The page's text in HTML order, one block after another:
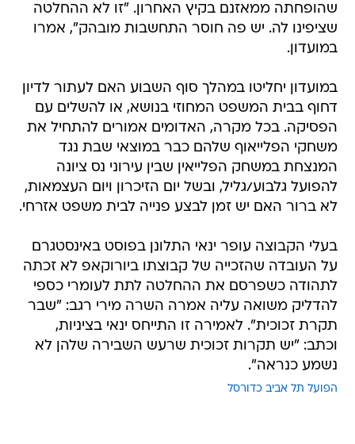
שהופחתה ממאזנם בקיץ האחרון. "זו לא ההחלטה
שציפינו לה. יש פה חוסר התחשבות מובהק", אמרו
במועדון.
במועדון יחליטו במהלך סוף השבוע האם לעתור לדיון
דחוף בבית המשפט המחוזי בנושא, או להשלים עם
הפסיקה. בכל מקרה, האדומים אמורים להתחיל את
משחקי הפלייאוף שלהם כבר במוצאי שבת נגד
המנצחת במשחק הפלייאין שבין עירוני נס ציונה
להפועל גלבוע/גליל, ובשל יום הזיכרון ויום העצמאות,
לא ברור האם יש זמן לבצע פנייה לבית משפט אזרחי.
בעלי הקבוצה עופר ינאי התלונן בפוסט באינסטגרם
על העובדה שהזכייה של קבוצתו ביורוקאפ לא זכתה
לתהודה כשפרסם את ההחלטה לתת לעומרי כספי
להדליק משואה עליה אמרה השרה מירי רגב: "שבר
תקרת זכוכית". לאמירה זו התייחס ינאי בציניות,
וכתב: "יש תקרות זכוכית שרעש השבירה שלהן לא
נשמע כנראה".
הפועל תל אביב כדורסל